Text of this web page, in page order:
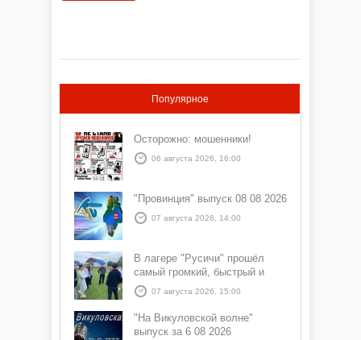
Популярное
Осторожно: мошенники!
06 августа 2026, 16:00
"Провинция" выпуск 08 08 2026
07 августа 2026, 14:00
В лагере "Русичи" прошёл
самый громкий, быстрый и
азартный час дня — Спортчас
07 августа 2026, 15:00
"На Викуловской волне"
выпуск за 6 08 2026